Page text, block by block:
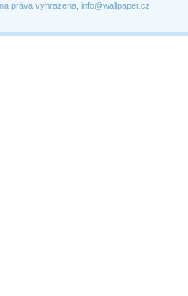
práva vyhrazena, info@wallpaper.cz